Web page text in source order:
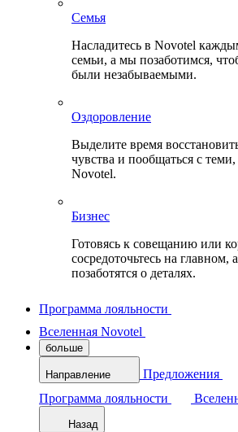
Семья
Насладитесь в Novotel
семьи, а мы позаботимся,
были незабываемыми.
Оздоровление
Выделите время
чувства и пообщаться с
Novotel.
Бизнес
Готовясь к совещанию или
сосредоточьтесь на
позаботятся о деталях.
Программа лояльности
Вселенная Novotel
больше
Направление Предложения
Программа лояльности
Назад